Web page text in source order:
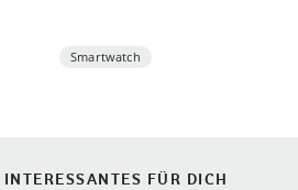
Smartwatch
FÜR DICH